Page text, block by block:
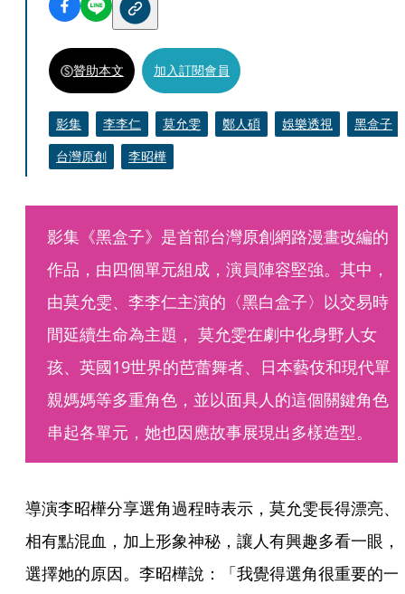
贊助本文 加入訂閱會員
影集 李李仁 莫允雯 鄭人碩 娛樂透視
黑盒子
台灣原創
李昭樺
影集《黑盒子》是首部台灣原創網路漫畫改編的
作品，由四個單元組成，演員陣容堅強。其中，
由莫允雯、李李仁主演的〈黑白盒子〉以交易時
間延續生命為主題， 莫允雯在劇中化身野人女
孩、英國19世界的芭蕾舞者、日本藝伎和現代單
親媽媽等多重角色，並以面具人的這個關鍵角色
串起各單元，她也因應故事展現出多樣造型。
導演李昭樺分享選角過程時表示，莫允雯長得漂亮、
相有點混血，加上形象神秘，讓人有興趣多看一眼，
選擇她的原因。李昭樺說：「我覺得選角很重要的一